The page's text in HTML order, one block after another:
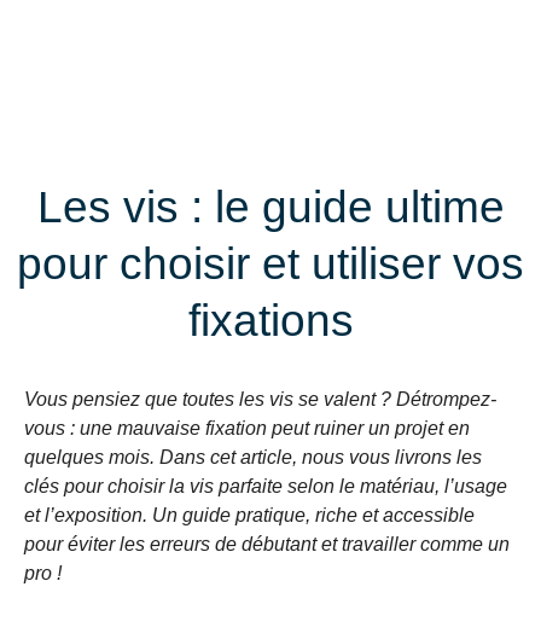
Les vis : le guide ultime
pour choisir et utiliser vos
fixations
Vous pensiez que toutes les vis se valent ? Détrompez-
vous : une mauvaise fixation peut ruiner un projet en
quelques mois. Dans cet article, nous vous livrons les
clés pour choisir la vis parfaite selon le matériau, l’usage
et l’exposition. Un guide pratique, riche et accessible
pour éviter les erreurs de débutant et travailler comme un
pro !